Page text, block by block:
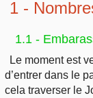
1 -
1.1 -
Le moment est
d’entrer dans le
cela traverser le